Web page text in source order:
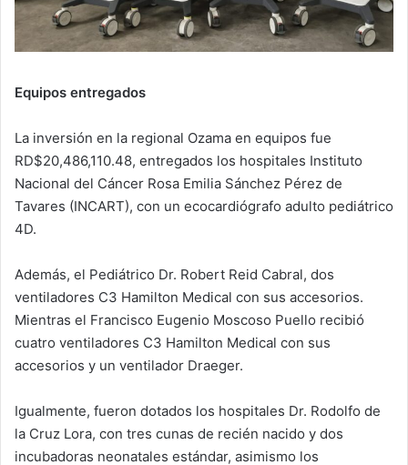
Equipos entregados
La inversión en la regional Ozama en equipos fue
RD$20,486,110.48, entregados los hospitales Instituto
Nacional del Cáncer Rosa Emilia Sánchez Pérez de
Tavares (INCART), con un ecocardiógrafo adulto pediátrico
4D.
Además, el Pediátrico Dr. Robert Reid Cabral, dos
ventiladores C3 Hamilton Medical con sus accesorios.
Mientras el Francisco Eugenio Moscoso Puello recibió
cuatro ventiladores C3 Hamilton Medical con sus
accesorios y un ventilador Draeger.
Igualmente, fueron dotados los hospitales Dr. Rodolfo de
la Cruz Lora, con tres cunas de recién nacido y dos
incubadoras neonatales estándar, asimismo los